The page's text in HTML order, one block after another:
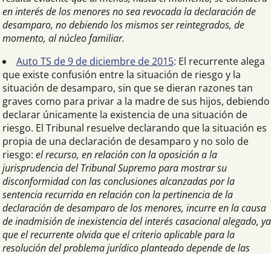
en interés de los menores no sea revocada la declaración de
desamparo, no debiendo los mismos ser reintegrados, de
momento, al núcleo familiar.
Auto TS de 9 de diciembre de 2015: El recurrente alega
que existe confusión entre la situación de riesgo y la
situación de desamparo, sin que se dieran razones tan
graves como para privar a la madre de sus hijos, debiendo
declarar únicamente la existencia de una situación de
riesgo. El Tribunal resuelve declarando que la situación es
propia de una declaración de desamparo y no solo de
riesgo: el recurso, en relación con la oposición a la
jurisprudencia del Tribunal Supremo para mostrar su
disconformidad con las conclusiones alcanzadas por la
sentencia recurrida en relación con la pertinencia de la
declaración de desamparo de los menores, incurre en la causa
de inadmisión de inexistencia del interés casacional alegado, ya
que el recurrente olvida que el criterio aplicable para la
resolución del problema jurídico planteado depende de las